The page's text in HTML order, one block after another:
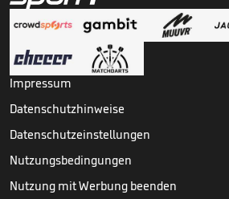
Impressum
Datenschutzhinweise
Datenschutzeinstellungen
Nutzungsbedingungen
Nutzung mit Werbung beenden